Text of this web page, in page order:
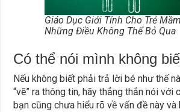
Giáo Dục Giới Tính Cho Trẻ
Những Điều Không Thể Bỏ Qua
Có thể nói mình không
Nếu không biết phải trả lời bé như thế
“vẽ” ra thông tin, hãy thẳng thắn nói với
bạn cũng chưa hiểu rõ về vấn đề này và